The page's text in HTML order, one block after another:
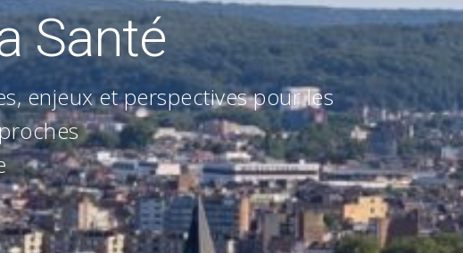
Santé
enjeux et perspectives pour les